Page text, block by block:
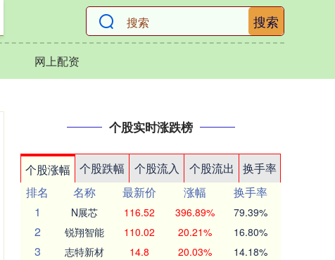
搜索
网上配资
个股实时涨跌榜
个股涨幅 个股跌幅 个股流入 个股流出
换手率
排名
名称 最新价 涨幅
换手率
1
N展芯 116.52 396.89% 79.39%
2 锐翔智能 110.02 20.21% 16.80%
3 志特新材 14.8 20.03% 14.18%